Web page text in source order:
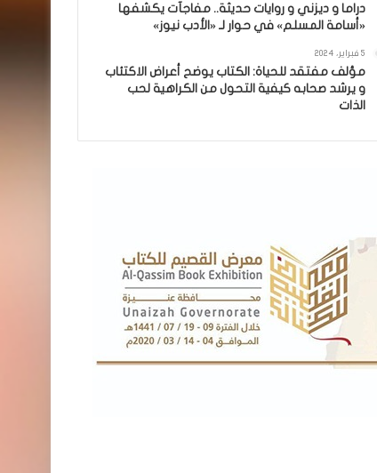
دراما و ديزني و روايات حديثة.. مفاجآت يكشفها
«أسامة المسلم» في حوار لـ «الأدب نيوز»
5 فبراير، 2024
مؤلف مفتقد للحياة: الكتاب يوضح أعراض الاكتئاب
و يرشد صحابه كيفية التحول من الكراهية لحب
الذات